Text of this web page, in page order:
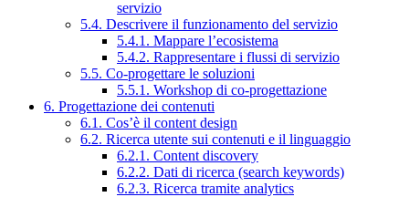
servizio
5.4. Descrivere il funzionamento del servizio
5.4.1. Mappare l’ecosistema
5.4.2. Rappresentare i flussi di servizio
5.5. Co-progettare le soluzioni
5.5.1. Workshop di co-progettazione
6. Progettazione dei contenuti
6.1. Cos’è il content design
6.2. Ricerca utente sui contenuti e il linguaggio
6.2.1. Content discovery
6.2.2. Dati di ricerca (search keywords)
6.2.3. Ricerca tramite analytics